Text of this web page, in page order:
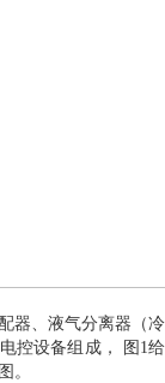
器、液气分离器（冷
控设备组成， 图1给
。